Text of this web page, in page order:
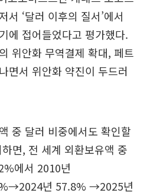
서 ‘달러 이후의 질서’에서
에 접어들었다고 평가했다.
위안화 무역결제 확대, 페트
면서 위안화 약진이 두드러
중 달러 비중에서도 확인할
면, 전 세계 외환보유액 중
에서 2010년
년 57.8% →2025년